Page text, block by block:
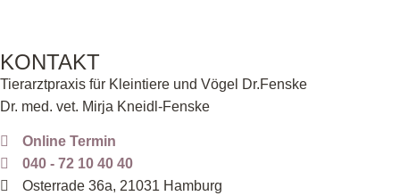
KONTAKT
Tierarztpraxis für Kleintiere und Vögel Dr.Fenske
Dr. med. vet. Mirja Kneidl-Fenske
Online Termin
040 - 72 10 40 40
Osterrade 36a, 21031 Hamburg